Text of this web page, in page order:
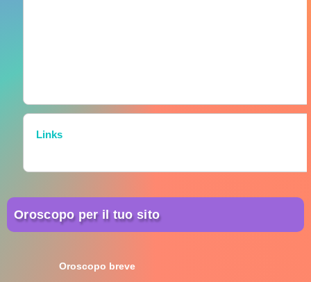
Links
Oroscopo per il tuo sito
Oroscopo breve